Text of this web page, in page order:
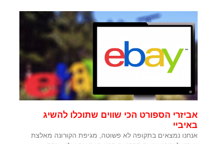
אביזרי הספורט הכי שווים שתוכלו להשיג
באיביי
אנחנו נמצאים בתקופה לא פשוטה, מגיפת הקורונה מאלצת